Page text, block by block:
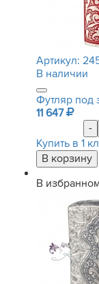
Артикул:
В наличии
Футляр под
11 647
-
Купить в 1
В избранном